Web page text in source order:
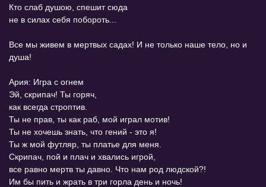
Кто слаб душою, спешит сюда
не в силах себя побороть...
Все мы живем в мертвых садах! И не только наше тело, но и
душа!
Ария: Игра с огнем
Эй, скрипач! Ты горяч,
как всегда строптив.
Ты не прав, ты как раб, мой играл мотив!
Ты не хочешь знать, что гений - это я!
Ты ж мой футляр, ты платье для меня.
Скрипач, пой и плач и хвались игрой,
все равно мертв ты давно. Что нам род людской?!
Им бы пить и жрать в три горла день и ночь!